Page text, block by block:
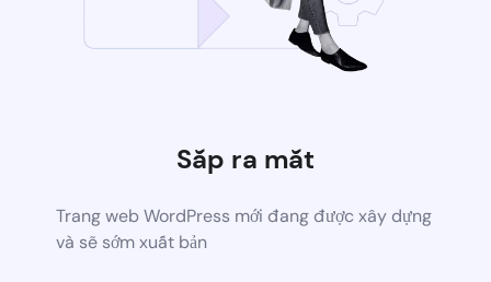
Sắp ra mắt
Trang web WordPress mới đang được xây dựng
và sẽ sớm xuất bản